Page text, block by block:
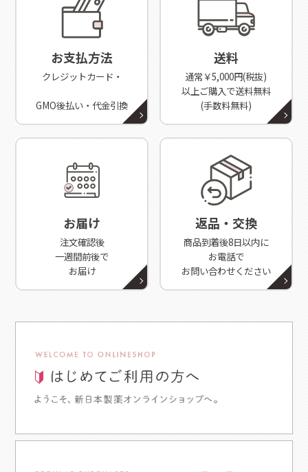
お支払方法
クレジットカード・
GMO後払い・代金引換
送料
通常￥5,000円(税抜)
以上ご購入で送料無料
(手数料無料)
お届け
注文確認後
一週間前後で
お届け
返品・交換
商品到着後8日以内に
お電話で
お問い合わせください